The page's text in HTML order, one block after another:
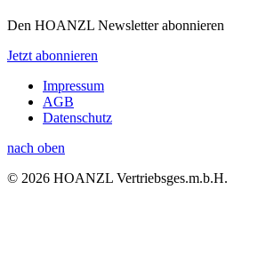
Den HOANZL Newsletter abonnieren
Jetzt abonnieren
Impressum
AGB
Datenschutz
nach oben
© 2026 HOANZL Vertriebsges.m.b.H.